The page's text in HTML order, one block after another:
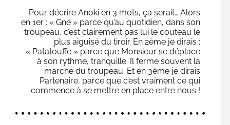
Pour décrire Anoki en 3 mots, ça serait… Alors
en 1er : « Gné » parce qu’au quotidien, dans son
troupeau, c’est clairement pas lui le couteau le
plus aiguisé du tiroir. En 2ème je dirais :
« Patatouffe » parce que Monsieur se déplace
à son rythme, tranquille. Il ferme souvent la
marche du troupeau. Et en 3ème je dirais
Partenaire, parce que c’est vraiment ce qui
commence à se mettre en place entre nous !